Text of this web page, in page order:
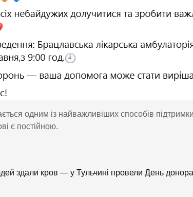
одним із найважливіших способів
є постійною.
здали кров — у Тульчині провели День донора